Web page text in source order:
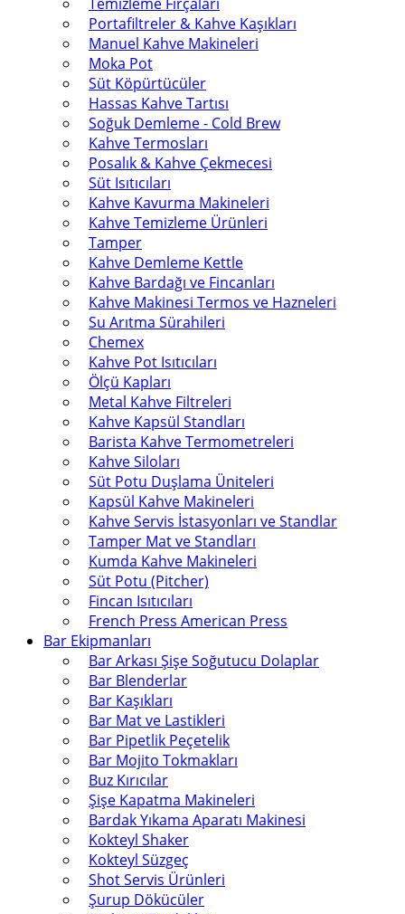
Portafiltreler & Kahve Kaşıkları
Manuel Kahve Makineleri
Moka Pot
Süt Köpürtücüler
Hassas Kahve Tartısı
Soğuk Demleme - Cold Brew
Kahve Termosları
Posalık & Kahve Çekmecesi
Süt Isıtıcıları
Kahve Kavurma Makineleri
Kahve Temizleme Ürünleri
Tamper
Kahve Demleme Kettle
Kahve Bardağı ve Fincanları
Kahve Makinesi Termos ve Hazneleri
Su Arıtma Sürahileri
Chemex
Kahve Pot Isıtıcıları
Ölçü Kapları
Metal Kahve Filtreleri
Kahve Kapsül Standları
Barista Kahve Termometreleri
Kahve Siloları
Süt Potu Duşlama Üniteleri
Kapsül Kahve Makineleri
Kahve Servis İstasyonları ve Standlar
Tamper Mat ve Standları
Kumda Kahve Makineleri
Süt Potu (Pitcher)
Fincan Isıtıcıları
French Press American Press
Bar Ekipmanları
Bar Arkası Şişe Soğutucu Dolaplar
Bar Blenderlar
Bar Kaşıkları
Bar Mat ve Lastikleri
Bar Pipetlik Peçetelik
Bar Mojito Tokmakları
Buz Kırıcılar
Şişe Kapatma Makineleri
Bardak Yıkama Aparatı Makinesi
Kokteyl Shaker
Kokteyl Süzgeç
Shot Servis Ürünleri
Şurup Dökücüler